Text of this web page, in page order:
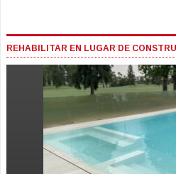
REHABILITAR EN LUGAR DE